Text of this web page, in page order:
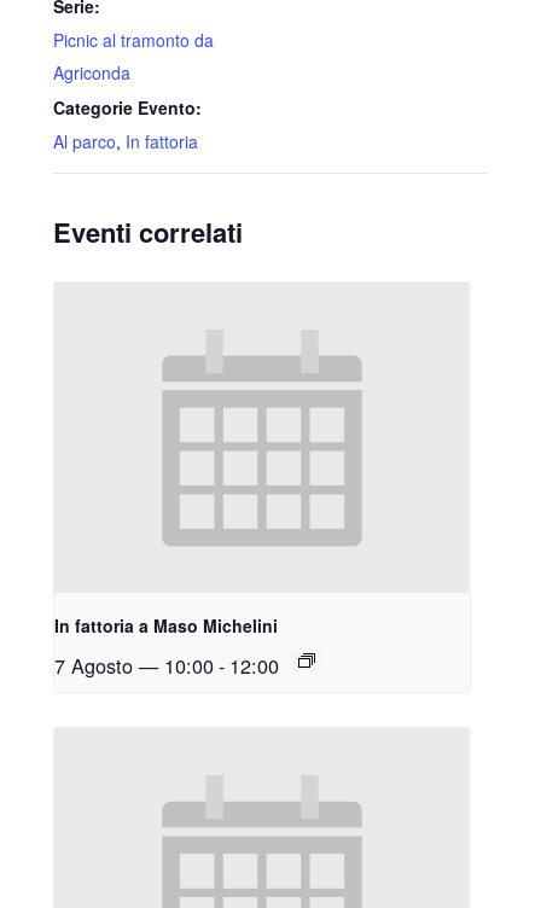
Serie:
Picnic al tramonto da
Agriconda
Categorie Evento:
Al parco, In fattoria
Eventi correlati
In fattoria a Maso Michelini
7 Agosto — 10:00- 12:00